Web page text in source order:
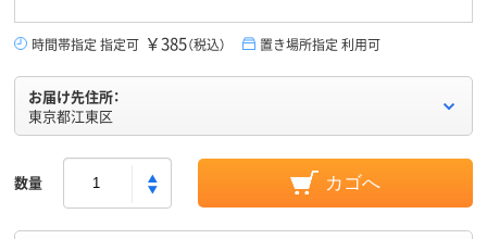
時間帯指定 指定可 ￥385（税込） 置き場所指定 利用可
お届け先住所：
東京都江東区
数量 カゴへ